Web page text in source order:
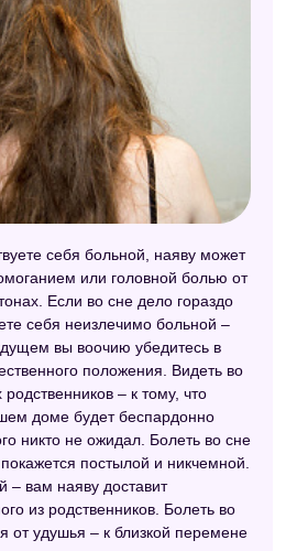
себя больной, наяву может
или головной болью от
Если во сне дело гораздо
себя неизлечимо больной –
вы воочию убедитесь в
положения. Видеть во
– к тому, что
доме будет беспардонно
никто не ожидал. Болеть во сне
постылой и никчемной.
– вам наяву доставит
из родственников. Болеть во
от удушья – к близкой перемене